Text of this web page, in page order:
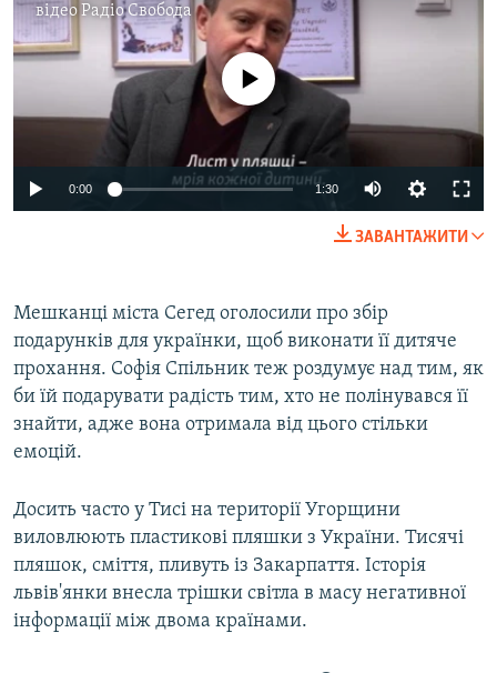
відеоРадіо Свобода
720p 1080p
No media source currently available
0:00 1:30
720p
1080p
ЗАВАНТАЖИТИ
Мешканці міста Сегед оголосили про збір
подарунків для українки, щоб виконати її дитяче
прохання. Софія Спільник теж роздумує над тим, як
би їй подарувати радість тим, хто не полінувався її
знайти, адже вона отримала від цього стільки
емоцій.
Досить часто у Тисі на території Угорщини
виловлюють пластикові пляшки з України. Тисячі
пляшок, сміття, пливуть із Закарпаття. Історія
львів'янки внесла трішки світла в масу негативної
інформації між двома країнами.